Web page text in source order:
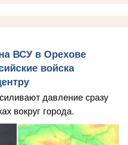
ВСУ в Орехове
войска
давление сразу
вокруг города.